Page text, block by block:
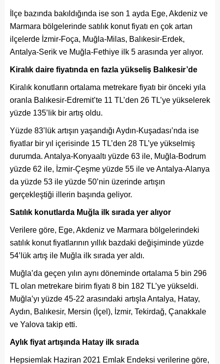
İlçe bazında bakıldığında ise son 1 ayda Ege, Akdeniz ve
Marmara bölgelerinde satılık konut fiyatı en çok artan
ilçelerde İzmir-Foça, Muğla-Milas, Balıkesir-Erdek,
Antalya-Serik ve Muğla-Fethiye ilk 5 arasında yer alıyor.
Kiralık daire fiyatında en fazla yükseliş Balıkesir’de
Kiralık konutların ortalama metrekare fiyatı bir önceki yıla
oranla Balıkesir-Edremit’te 11 TL’den 26 TL’ye yükselerek
yüzde 135’lik bir artış oldu.
Yüzde 83’lük artışın yaşandığı Aydın-Kuşadası’nda ise
fiyatlar bir yıl içerisinde 15 TL’den 28 TL’ye yükselmiş
durumda. Antalya-Konyaaltı yüzde 63 ile, Muğla-Bodrum
yüzde 62 ile, İzmir-Çeşme yüzde 55 ile ve Antalya-Alanya
da yüzde 53 ile yüzde 50’nin üzerinde artışın
gerçekleştiği illerin başında geliyor.
Satılık konutlarda Muğla ilk sırada yer alıyor
Verilere göre, Ege, Akdeniz ve Marmara bölgelerindeki
satılık konut fiyatlarının yıllık bazdaki değişiminde yüzde
54’lük artış ile Muğla ilk sırada yer aldı.
Muğla’da geçen yılın aynı döneminde ortalama 5 bin 296
TL olan metrekare birim fiyatı 8 bin 182 TL’ye yükseldi.
Muğla’yı yüzde 45-22 arasındaki artışla Antalya, Hatay,
Aydın, Balıkesir, Mersin (İçel), İzmir, Tekirdağ, Çanakkale
ve Yalova takip etti.
Aylık fiyat artışında Hatay ilk sırada
Hepsiemlak Haziran 2021 Emlak Endeksi verilerine göre,